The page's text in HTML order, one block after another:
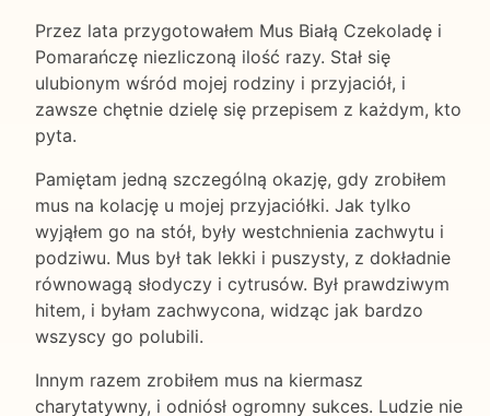
Przez lata przygotowałem Mus Białą Czekoladę i
Pomarańczę niezliczoną ilość razy. Stał się
ulubionym wśród mojej rodziny i przyjaciół, i
zawsze chętnie dzielę się przepisem z każdym, kto
pyta.
Pamiętam jedną szczególną okazję, gdy zrobiłem
mus na kolację u mojej przyjaciółki. Jak tylko
wyjąłem go na stół, były westchnienia zachwytu i
podziwu. Mus był tak lekki i puszysty, z dokładnie
równowagą słodyczy i cytrusów. Był prawdziwym
hitem, i byłam zachwycona, widząc jak bardzo
wszyscy go polubili.
Innym razem zrobiłem mus na kiermasz
charytatywny, i odniósł ogromny sukces. Ludzie nie